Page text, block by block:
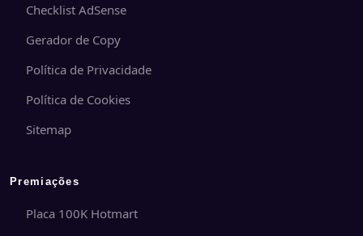
Checklist AdSense
Gerador de Copy
Política de Privacidade
Política de Cookies
Sitemap
Premiações
Placa 100K Hotmart